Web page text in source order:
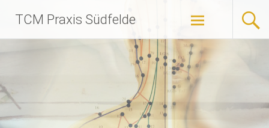
TCM Praxis Südfelde